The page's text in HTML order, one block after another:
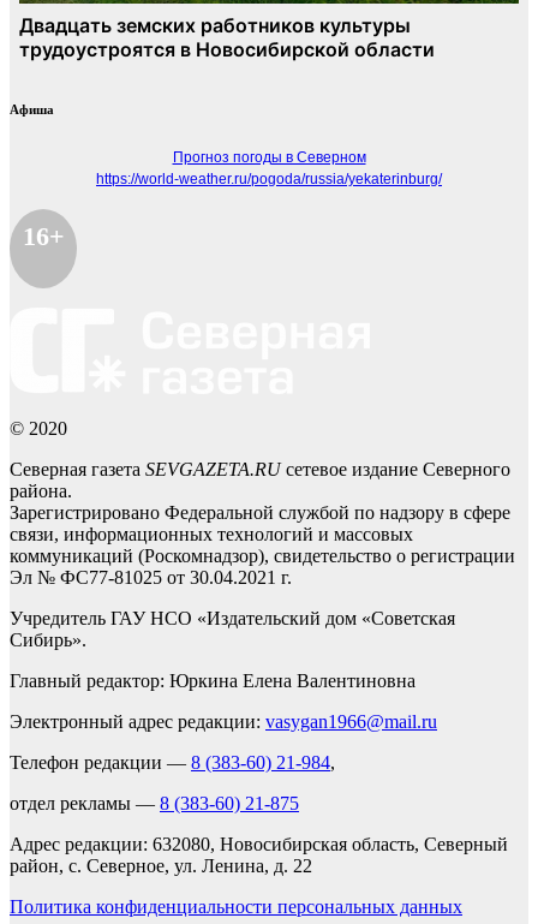
Афиша
Прогноз погоды в Северном
https://world-weather.ru/pogoda/russia/yekaterinburg/
16+
© 2020
Северная газета SEVGAZETA.RUсетевое издание Северного
района.
Зарегистрировано Федеральной службой по надзору в сфере
связи, информационных технологий и массовых
коммуникаций (Роскомнадзор), свидетельство о регистрации
Эл № ФС77-81025 от 30.04.2021 г.
Учредитель ГАУ НСО «Издательский дом «Советская
Сибирь».
Главный редактор: Юркина Елена Валентиновна
Электронный адрес редакции: vasygan1966@mail.ru
Телефон редакции — 8 (383-60) 21-984,
отдел рекламы — 8 (383-60) 21-875
Адрес редакции: 632080, Новосибирская область, Северный
район, с. Северное, ул. Ленина, д. 22
Политика конфиденциальности персональных данных